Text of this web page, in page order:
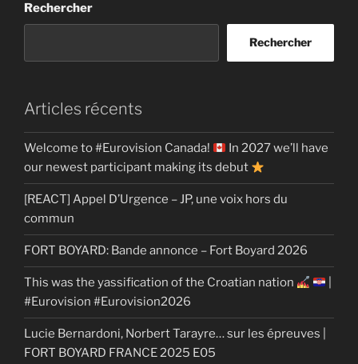
Rechercher
Rechercher
Articles récents
Welcome to #Eurovision Canada!
In 2027 we’ll have
our newest participant making its debut
[REACT] Appel D’Urgence – JP, une voix hors du
commun
FORT BOYARD: Bande annonce – Fort Boyard 2026
This was the yassification of the Croatian nation
#Eurovision #Eurovision2026
Lucie Bernardoni, Norbert Tarayre… sur les épreuves |
FORT BOYARD FRANCE 2025 E05